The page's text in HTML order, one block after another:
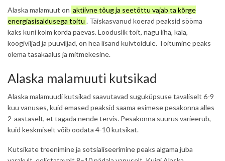
Alaska malamuut on aktiivne tõug ja seetõttu vajab ta kõrge
energiasisaldusega toitu . Täiskasvanud koerad peaksid sööma
kaks kuni kolm korda päevas. Looduslik toit, nagu liha, kala,
köögiviljad ja puuviljad, on hea lisand kuivtoidule. Toitumine peaks
olema tasakaalus ja mitmekesine.
Alaska malamuuti kutsikad
Alaska malamuudi kutsikad saavutavad suguküpsuse tavaliselt 6-9
kuu vanuses, kuid emased peaksid saama esimese pesakonna alles
2-aastaselt, et tagada nende tervis. Pesakonna suurus varieerub,
kuid keskmiselt võib oodata 4-10 kutsikat.
Kutsikate treenimine ja sotsialiseeriminepeaks algama juba